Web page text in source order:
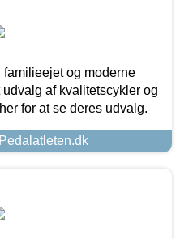
familieejet og moderne
af kvalitetscykler og
for at se deres udvalg.